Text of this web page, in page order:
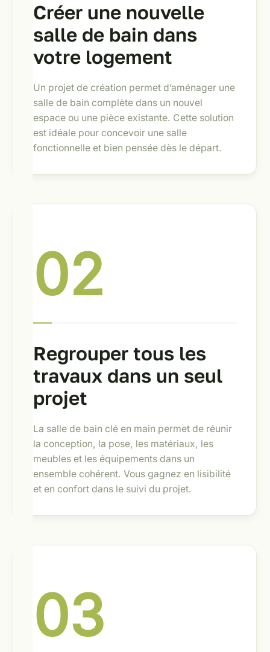
Créer une nouvelle
salle de bain dans
votre logement
Un projet de création permet d’aménager une
salle de bain complète dans un nouvel
espace ou une pièce existante. Cette solution
est idéale pour concevoir une salle
fonctionnelle et bien pensée dès le départ.
02
Regrouper tous les
travaux dans un seul
projet
La salle de bain clé en main permet de réunir
la conception, la pose, les matériaux, les
meubles et les équipements dans un
ensemble cohérent. Vous gagnez en lisibilité
et en confort dans le suivi du projet.
03